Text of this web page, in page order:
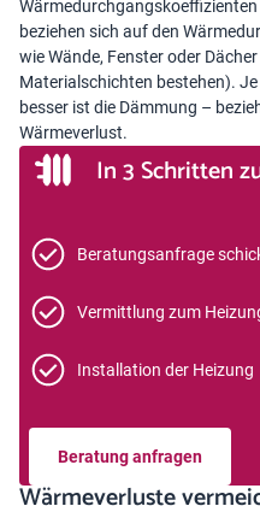
Wärmedurchgangskoeffizienten
beziehen sich auf den
wie Wände, Fenster oder
Materialschichten bestehen).
besser ist die Dämmung –
Wärmeverlust.
In 3 Schritten
Beratungsanfrage
Vermittlung zum
Installation der Heizung
Beratung anfragen